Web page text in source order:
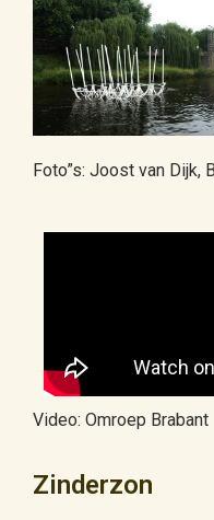
Foto”s: Joost van Dijk,
Video: Omroep Brabant
Zinderzon